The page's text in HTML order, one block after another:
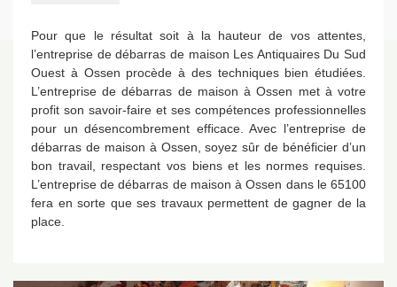
Pour que le résultat soit à la hauteur de vos attentes,
l’entreprise de débarras de maison Les Antiquaires Du Sud
Ouest à Ossen procède à des techniques bien étudiées.
L’entreprise de débarras de maison à Ossen met à votre
profit son savoir-faire et ses compétences professionnelles
pour un désencombrement efficace. Avec l’entreprise de
débarras de maison à Ossen, soyez sûr de bénéficier d’un
bon travail, respectant vos biens et les normes requises.
L’entreprise de débarras de maison à Ossen dans le 65100
fera en sorte que ses travaux permettent de gagner de la
place.